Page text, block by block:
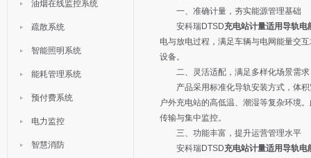
油烟在线监控系统
疏散系统
智能照明系统
能耗管理系统
预付费系统
电力监控
智慧消防
一、准确计量，夯实能源管理基础
安科瑞DTSD充电站计量适用导轨电
电与放电过程，满足车辆与电网能量交
设备。
二、灵活适配，满足多样化场景需求
产品采用标准化导轨安装方式，体积
户外充电站的高低温、潮湿等复杂环境
传输与集中监控。
三、功能丰富，提升运营管理水平
安科瑞DTSD充电站计量适用导轨电